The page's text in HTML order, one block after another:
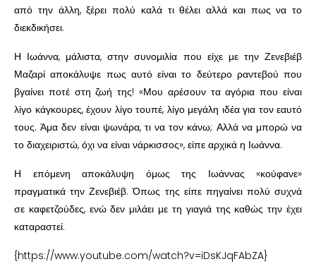
από την άλλη, ξέρει πολύ καλά τι θέλει αλλά και πως να το
διεκδικήσει.
Η Ιωάννα, μάλιστα, στην συνομιλία που είχε με την Ζενεβιέβ
Μαζαρί αποκάλυψε πως αυτό είναι το δεύτερο ραντεβού που
βγαίνει ποτέ στη ζωή της! «Μου αρέσουν τα αγόρια που είναι
λίγο κάγκουρες, έχουν λίγο τουπέ, λίγο μεγάλη ιδέα για τον εαυτό
τους. Άμα δεν είναι ψωνάρα, τι να τον κάνω; Αλλά να μπορώ να
το διαχειριστώ, όχι να είναι νάρκισσος», είπε αρχικά η Ιωάννα.
Η επόμενη αποκάλυψη όμως της Ιωάννας «κούφανε»
πραγματικά την Ζενεβιέβ. Όπως της είπε πηγαίνει πολύ συχνά
σε καφετζούδες, ενώ δεν μιλάει με τη γιαγιά της καθώς την έχει
καταραστεί.
{https://www.youtube.com/watch?v=iDsKJqFAbZA}